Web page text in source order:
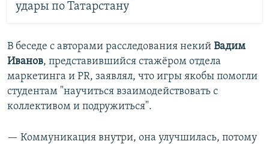
удары по Татарстану
В беседе с авторами расследования некий Вадим
Иванов, представившийся стажёром отдела
маркетинга и PR, заявлял, что игры якобы помогли
студентам "научиться взаимодействовать с
коллективом и подружиться".
— Коммуникация внутри, она улучшилась, потому